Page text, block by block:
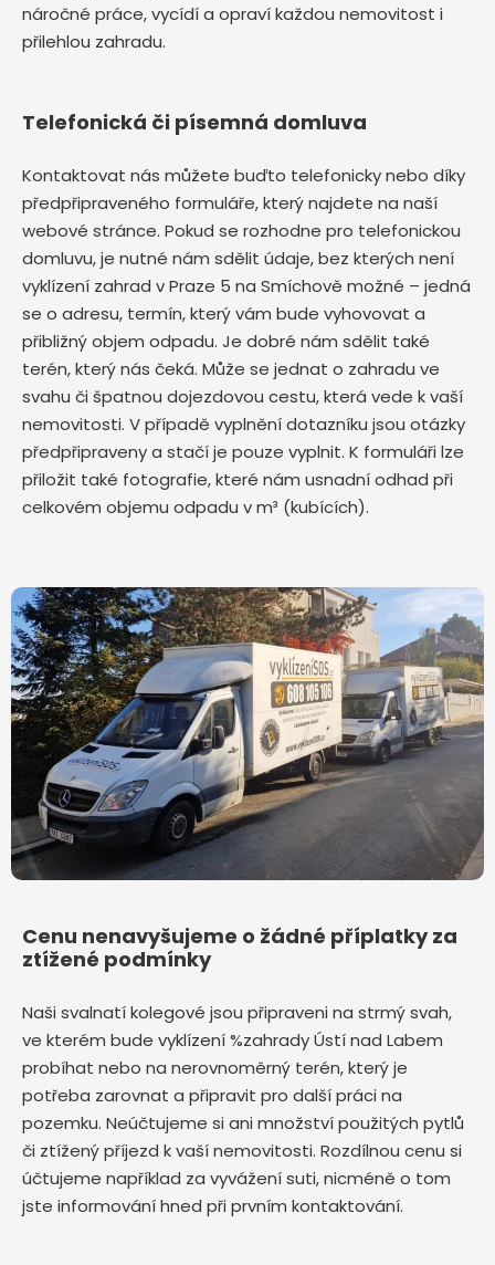
náročné práce, vycídí a opraví každou nemovitost i
přilehlou zahradu.
Telefonická či písemná domluva
Kontaktovat nás můžete buďto telefonicky nebo díky
předpřipraveného formuláře, který najdete na naší
webové stránce. Pokud se rozhodne pro telefonickou
domluvu, je nutné nám sdělit údaje, bez kterých není
vyklízení zahrad v Praze 5 na Smíchově možné – jedná
se o adresu, termín, který vám bude vyhovovat a
přibližný objem odpadu. Je dobré nám sdělit také
terén, který nás čeká. Může se jednat o zahradu ve
svahu či špatnou dojezdovou cestu, která vede k vaší
nemovitosti. V případě vyplnění dotazníku jsou otázky
předpřipraveny a stačí je pouze vyplnit. K formuláři lze
přiložit také fotografie, které nám usnadní odhad při
celkovém objemu odpadu v m³ (kubících).
Cenu nenavyšujeme o žádné příplatky za
ztížené podmínky
Naši svalnatí kolegové jsou připraveni na strmý svah,
ve kterém bude vyklízení %zahrady Ústí nad Labem
probíhat nebo na nerovnoměrný terén, který je
potřeba zarovnat a připravit pro další práci na
pozemku. Neúčtujeme si ani množství použitých pytlů
či ztížený příjezd k vaší nemovitosti. Rozdílnou cenu si
účtujeme například za vyvážení suti, nicméně o tom
jste informování hned při prvním kontaktování.